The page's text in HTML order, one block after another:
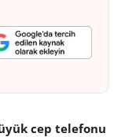
cep telefonu